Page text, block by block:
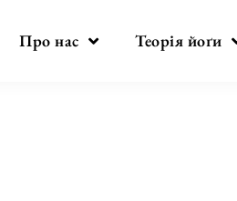
Про нас Теорія йоґи